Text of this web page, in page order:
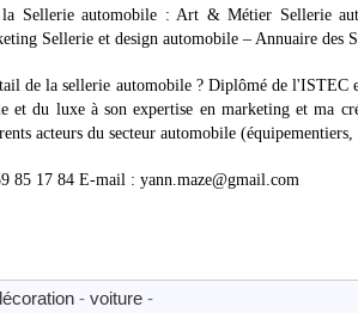
Sellerie automobile : Art & Métier Sellerie
Sellerie et design automobile – Annuaire des
de la sellerie automobile ? Diplômé de
et du luxe à son expertise en marketing et ma
acteurs du secteur automobile (équipementiers,
85 17 84 E-mail : yann.maze@gmail.com
- voiture -